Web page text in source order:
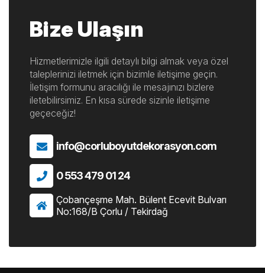
Bize Ulaşın
Hizmetlerimizle ilgili detaylı bilgi almak veya özel
taleplerinizi iletmek için bizimle iletişime geçin.
İletişim formunu aracılığı ile mesajınızı bizlere
iletebilirsimiz. En kısa sürede sizinle iletişime
geçeceğiz!
info@corluboyutdekorasyon.com
0 553 479 01 24
Çobançeşme Mah. Bülent Ecevit Bulvarı
No:168/B Çorlu / Tekirdağ